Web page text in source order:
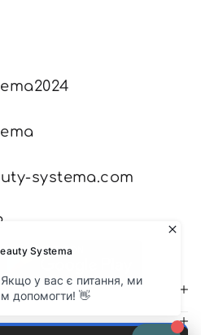
systema.com